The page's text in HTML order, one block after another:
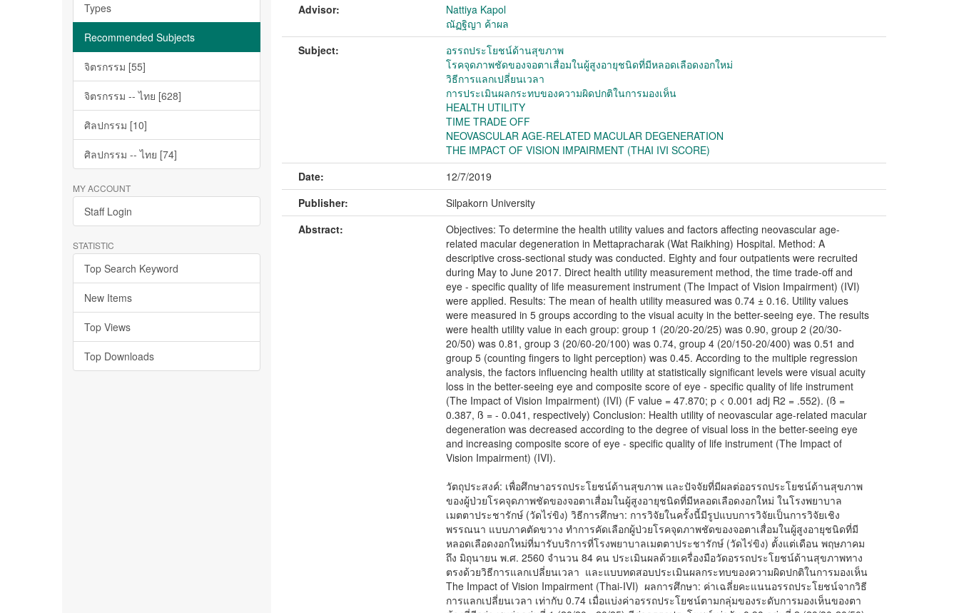
Types
Recommended Subjects
จิตรกรรม [55]
จิตรกรรม -- ไทย [628]
ศิลปกรรม [10]
ศิลปกรรม -- ไทย [74]
MY ACCOUNT
Staff Login
STATISTIC
Top Search Keyword
New Items
Top Views
Top Downloads
Advisor:
Nattiya Kapol
ณัฏฐิญา ค้าผล
Subject:
อรรถประโยชน์ด้านสุขภาพ
โรคจุดภาพชัดของจอตาเสื่อมในผู้สูงอายุชนิดที่มีหลอดเลือดงอกใหม่
วิธีการแลกเปลี่ยนเวลา
การประเมินผลกระทบของความผิดปกติในการมองเห็น
HEALTH UTILITY
TIME TRADE OFF
NEOVASCULAR AGE-RELATED MACULAR DEGENERATION
THE IMPACT OF VISION IMPAIRMENT (THAI IVI SCORE)
Date:
12/7/2019
Publisher:
Silpakorn University
Abstract:
Objectives: To determine the health utility values and factors affecting neovascular age-
related macular degeneration in Mettapracharak (Wat Raikhing) Hospital. Method: A
descriptive cross-sectional study was conducted. Eighty and four outpatients were recruited
during May to June 2017. Direct health utility measurement method, the time trade-off and
eye - specific quality of life measurement instrument (The Impact of Vision Impairment) (IVI)
were applied. Results: The mean of health utility measured was 0.74 ± 0.16. Utility values
were measured in 5 groups according to the visual acuity in the better-seeing eye. The results
were health utility value in each group: group 1 (20/20-20/25) was 0.90, group 2 (20/30-
20/50) was 0.81, group 3 (20/60-20/100) was 0.74, group 4 (20/150-20/400) was 0.51 and
group 5 (counting fingers to light perception) was 0.45. According to the multiple regression
analysis, the factors influencing health utility at statistically significant levels were visual acuity
loss in the better-seeing eye and composite score of eye - specific quality of life instrument
(The Impact of Vision Impairment) (IVI) (F value = 47.870; p < 0.001 adj R2 = .552). (ß =
0.387, ß = - 0.041, respectively) Conclusion: Health utility of neovascular age-related macular
degeneration was decreased according to the degree of visual loss in the better-seeing eye
and increasing composite score of eye - specific quality of life instrument (The Impact of
Vision Impairment) (IVI).
วัตถุประสงค์: เพื่อศึกษาอรรถประโยชน์ด้านสุขภาพ และปัจจัยที่มีผลต่ออรรถประโยชน์ด้านสุขภาพ
ของผู้ป่วยโรคจุดภาพชัดของจอตาเสื่อมในผู้สูงอายุชนิดที่มีหลอดเลือดงอกใหม่ ในโรงพยาบาล
เมตตาประชารักษ์ (วัดไร่ขิง) วิธีการศึกษา: การวิจัยในครั้งนี้มีรูปแบบการวิจัยเป็นการวิจัยเชิง
พรรณนา แบบภาคตัดขวาง ทำการคัดเลือกผู้ป่วยโรคจุดภาพชัดของจอตาเสื่อมในผู้สูงอายุชนิดที่มี
หลอดเลือดงอกใหม่ที่มารับบริการที่โรงพยาบาลเมตตาประชารักษ์ (วัดไร่ขิง) ตั้งแต่เดือน พฤษภาคม
ถึง มิถุนายน พ.ศ. 2560 จำนวน 84 คน ประเมินผลด้วยเครื่องมือวัดอรรถประโยชน์ด้านสุขภาพทาง
ตรงด้วยวิธีการแลกเปลี่ยนเวลา และแบบทดสอบประเมินผลกระทบของความผิดปกติในการมองเห็น
The Impact of Vision Impairment (Thai-IVI) ผลการศึกษา: ค่าเฉลี่ยคะแนนอรรถประโยชน์จากวิธี
การแลกเปลี่ยนเวลา เท่ากับ 0.74 เมื่อแบ่งค่าอรรถประโยชน์ตามกลุ่มของระดับการมองเห็นของตา